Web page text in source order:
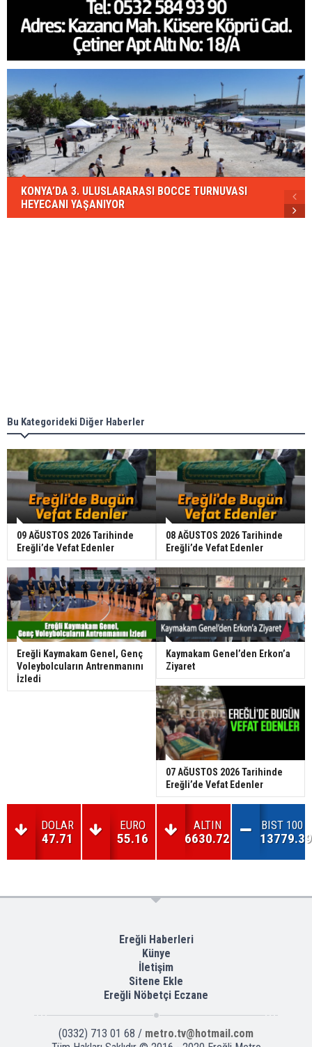
KONYA’DA 3. ULUSLARARASI BOCCE TURNUVASI
HEYECANI YAŞANIYOR
Bu Kategorideki Diğer Haberler
09 AĞUSTOS 2026 Tarihinde
Ereğli’de Vefat Edenler
08 AĞUSTOS 2026 Tarihinde
Ereğli’de Vefat Edenler
Ereğli Kaymakam Genel, Genç
Voleybolcuların Antrenmanını
İzledi
Kaymakam Genel’den Erkon’a
Ziyaret
07 AĞUSTOS 2026 Tarihinde
Ereğli’de Vefat Edenler
DOLAR
47.71
EURO
55.16
ALTIN
6630.72
BIST 100
13779.39
Ereğli Haberleri
Künye
İletişim
Sitene Ekle
Ereğli Nöbetçi Eczane
(0332) 713 01 68 / metro.tv@hotmail.com